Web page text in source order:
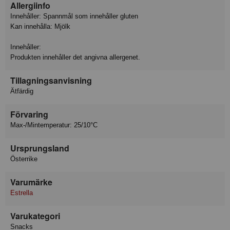
Allergiinfo
Innehåller: Spannmål som innehåller gluten
Kan innehålla: Mjölk
Innehåller:
Produkten innehåller det angivna allergenet.
Tillagningsanvisning
Ätfärdig
Förvaring
Max-/Mintemperatur: 25/10°C
Ursprungsland
Österrike
Varumärke
Estrella
Varukategori
Snacks